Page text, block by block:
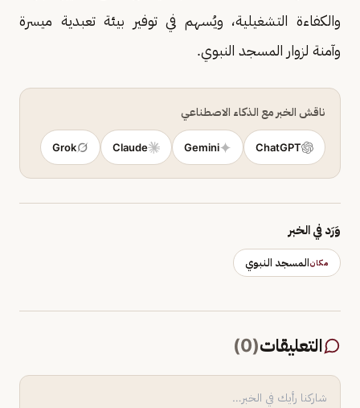
والكفاءة التشغيلية، ويُسهم في توفير بيئة تعبدية ميسرة
وآمنة لزوار المسجد النبوي.
ناقش الخبر مع الذكاء الاصطناعي
ChatGPT
Gemini
Claude
Grok
وَرَد في الخبر
مكانالمسجد النبوي
التعليقات(
0
)